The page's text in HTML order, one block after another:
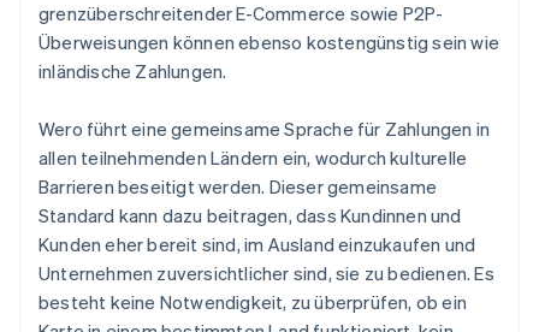
grenzüberschreitender E-Commerce sowie P2P-
Überweisungen können ebenso kostengünstig sein wie
inländische Zahlungen.
Wero führt eine gemeinsame Sprache für Zahlungen in
allen teilnehmenden Ländern ein, wodurch kulturelle
Barrieren beseitigt werden. Dieser gemeinsame
Standard kann dazu beitragen, dass Kundinnen und
Kunden eher bereit sind, im Ausland einzukaufen und
Unternehmen zuversichtlicher sind, sie zu bedienen. Es
besteht keine Notwendigkeit, zu überprüfen, ob ein